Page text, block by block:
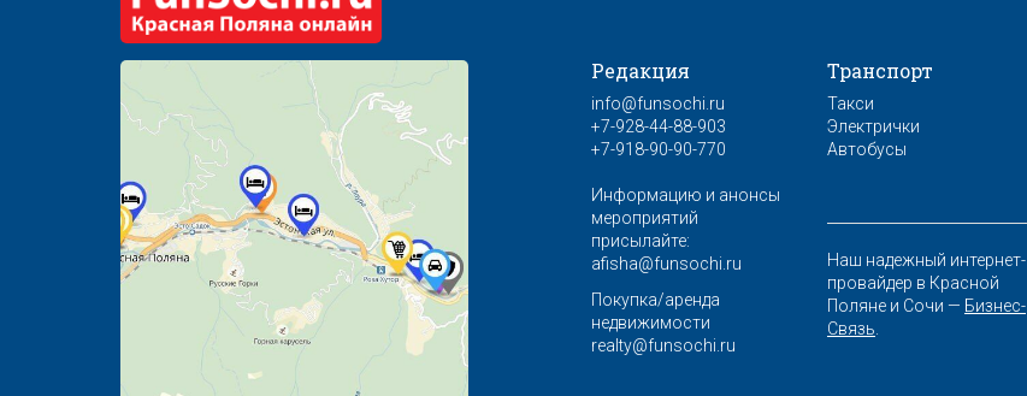
Редакция
info@funsochi.ru
+7-928-44-88-903
+7-918-90-90-770
Информацию и анонсы
мероприятий
присылайте:
afisha@funsochi.ru
Покупка/аренда
недвижимости
realty@funsochi.ru
Транспорт
Такси
Электрички
Автобусы
Наш надежный интернет-
провайдер в Красной
Поляне и Сочи — Бизнес-
Связь